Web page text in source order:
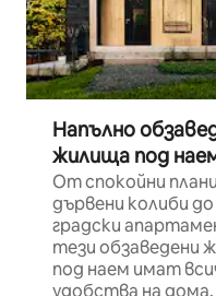
Напълно
жилища под
От спокойни
дървени колиби
градски
тези обзаведени
под наем имат
удобства на дома.